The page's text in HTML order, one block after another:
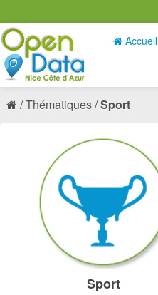
Accueil
Thématiques Sport
Sport